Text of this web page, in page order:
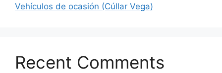
Vehículos de ocasión (Cúllar Vega)
Recent Comments